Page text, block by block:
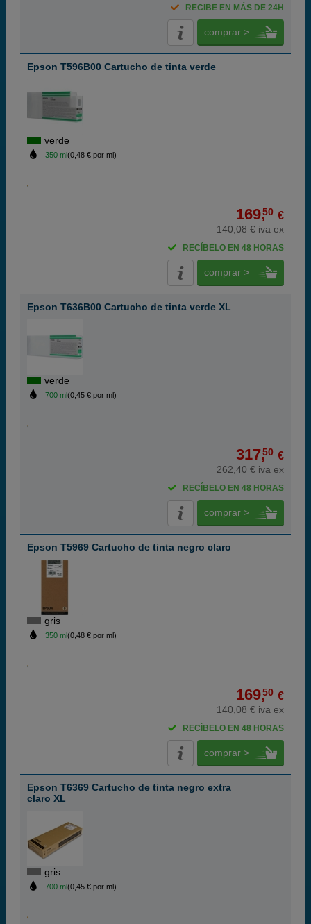
RECIBE EN MÁS DE 24H
comprar >
Epson T596B00 Cartucho de tinta verde
verde
350 ml(0,48 € por ml)
169,50 €
140,08 € iva ex
RECÍBELO EN 48 HORAS
comprar >
Epson T636B00 Cartucho de tinta verde XL
verde
700 ml(0,45 € por ml)
317,50 €
262,40 € iva ex
RECÍBELO EN 48 HORAS
comprar >
Epson T5969 Cartucho de tinta negro claro
gris
350 ml(0,48 € por ml)
169,50 €
140,08 € iva ex
RECÍBELO EN 48 HORAS
comprar >
Epson T6369 Cartucho de tinta negro extra
claro XL
gris
700 ml(0,45 € por ml)